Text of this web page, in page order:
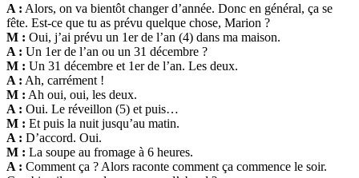
A : Alors, on va bientôt changer d’année. Donc en général, ça se
fête. Est-ce que tu as prévu quelque chose, Marion ?
M : Oui, j’ai prévu un 1er de l’an (4) dans ma maison.
A : Un 1er de l’an ou un 31 décembre ?
M : Un 31 décembre et 1er de l’an. Les deux.
A : Ah, carrément !
M : Ah oui, oui, les deux.
A : Oui. Le réveillon (5) et puis…
M : Et puis la nuit jusqu’au matin.
A : D’accord. Oui.
M : La soupe au fromage à 6 heures.
A : Comment ça ? Alors raconte comment ça commence le soir.